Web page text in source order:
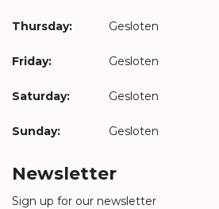
Thursday: Gesloten
Friday: Gesloten
Saturday: Gesloten
Sunday: Gesloten
Newsletter
Sign up for our newsletter